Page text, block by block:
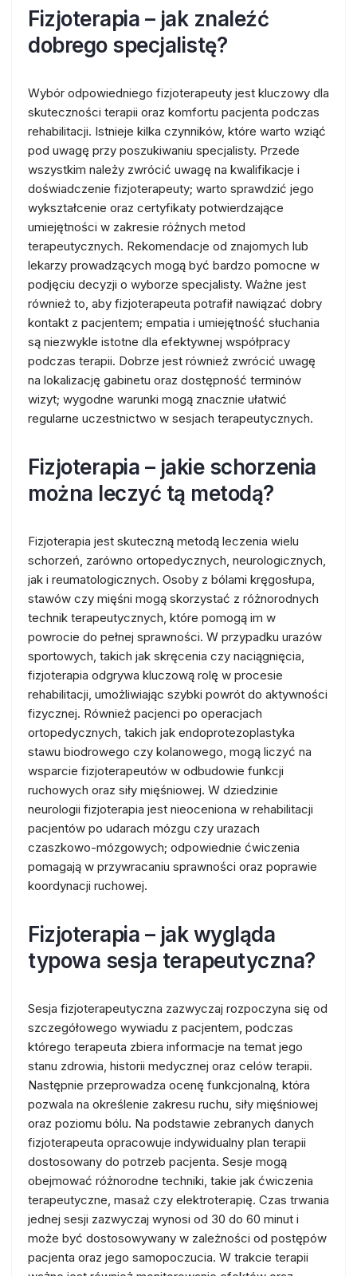
Fizjoterapia – jak znaleźć
dobrego specjalistę?
Wybór odpowiedniego fizjoterapeuty jest kluczowy dla
skuteczności terapii oraz komfortu pacjenta podczas
rehabilitacji. Istnieje kilka czynników, które warto wziąć
pod uwagę przy poszukiwaniu specjalisty. Przede
wszystkim należy zwrócić uwagę na kwalifikacje i
doświadczenie fizjoterapeuty; warto sprawdzić jego
wykształcenie oraz certyfikaty potwierdzające
umiejętności w zakresie różnych metod
terapeutycznych. Rekomendacje od znajomych lub
lekarzy prowadzących mogą być bardzo pomocne w
podjęciu decyzji o wyborze specjalisty. Ważne jest
również to, aby fizjoterapeuta potrafił nawiązać dobry
kontakt z pacjentem; empatia i umiejętność słuchania
są niezwykle istotne dla efektywnej współpracy
podczas terapii. Dobrze jest również zwrócić uwagę
na lokalizację gabinetu oraz dostępność terminów
wizyt; wygodne warunki mogą znacznie ułatwić
regularne uczestnictwo w sesjach terapeutycznych.
Fizjoterapia – jakie schorzenia
można leczyć tą metodą?
Fizjoterapia jest skuteczną metodą leczenia wielu
schorzeń, zarówno ortopedycznych, neurologicznych,
jak i reumatologicznych. Osoby z bólami kręgosłupa,
stawów czy mięśni mogą skorzystać z różnorodnych
technik terapeutycznych, które pomogą im w
powrocie do pełnej sprawności. W przypadku urazów
sportowych, takich jak skręcenia czy naciągnięcia,
fizjoterapia odgrywa kluczową rolę w procesie
rehabilitacji, umożliwiając szybki powrót do aktywności
fizycznej. Również pacjenci po operacjach
ortopedycznych, takich jak endoprotezoplastyka
stawu biodrowego czy kolanowego, mogą liczyć na
wsparcie fizjoterapeutów w odbudowie funkcji
ruchowych oraz siły mięśniowej. W dziedzinie
neurologii fizjoterapia jest nieoceniona w rehabilitacji
pacjentów po udarach mózgu czy urazach
czaszkowo-mózgowych; odpowiednie ćwiczenia
pomagają w przywracaniu sprawności oraz poprawie
koordynacji ruchowej.
Fizjoterapia – jak wygląda
typowa sesja terapeutyczna?
Sesja fizjoterapeutyczna zazwyczaj rozpoczyna się od
szczegółowego wywiadu z pacjentem, podczas
którego terapeuta zbiera informacje na temat jego
stanu zdrowia, historii medycznej oraz celów terapii.
Następnie przeprowadza ocenę funkcjonalną, która
pozwala na określenie zakresu ruchu, siły mięśniowej
oraz poziomu bólu. Na podstawie zebranych danych
fizjoterapeuta opracowuje indywidualny plan terapii
dostosowany do potrzeb pacjenta. Sesje mogą
obejmować różnorodne techniki, takie jak ćwiczenia
terapeutyczne, masaż czy elektroterapię. Czas trwania
jednej sesji zazwyczaj wynosi od 30 do 60 minut i
może być dostosowywany w zależności od postępów
pacjenta oraz jego samopoczucia. W trakcie terapii